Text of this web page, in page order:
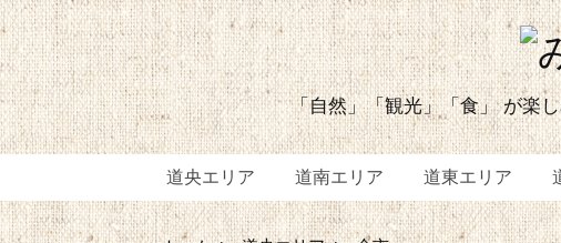
「自然」「観光」「食」 が楽
道央エリア 道南エリア 道東エリア